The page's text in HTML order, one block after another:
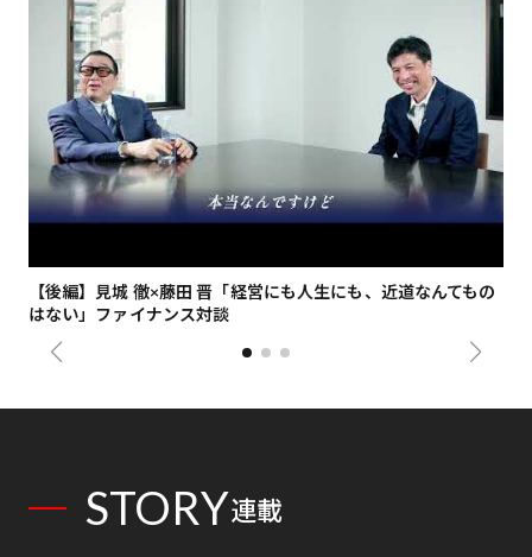
【後編】見城 徹×藤田 晋「経営にも人生にも、近道なんてもの
はない」ファイナンス対談
STORY連載